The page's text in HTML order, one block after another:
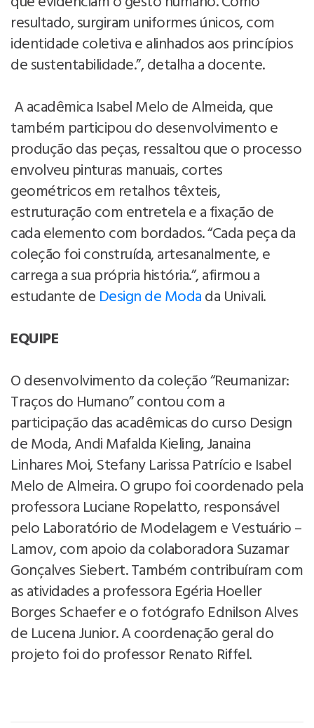
resultado, surgiram uniformes únicos, com
identidade coletiva e alinhados aos princípios
de sustentabilidade.”, detalha a docente.
A acadêmica Isabel Melo de Almeida, que
também participou do desenvolvimento e
produção das peças, ressaltou que o processo
envolveu pinturas manuais, cortes
geométricos em retalhos têxteis,
estruturação com entretela e a fixação de
cada elemento com bordados. “Cada peça da
coleção foi construída, artesanalmente, e
carrega a sua própria história.”, afirmou a
estudante de Design de Modada Univali.
EQUIPE
O desenvolvimento da coleção “Reumanizar:
Traços do Humano” contou com a
participação das acadêmicas do curso Design
de Moda, Andi Mafalda Kieling, Janaina
Linhares Moi, Stefany Larissa Patrício e Isabel
Melo de Almeira. O grupo foi coordenado pela
professora Luciane Ropelatto, responsável
pelo Laboratório de Modelagem e Vestuário –
Lamov, com apoio da colaboradora Suzamar
Gonçalves Siebert. Também contribuíram com
as atividades a professora Egéria Hoeller
Borges Schaefer e o fotógrafo Ednilson Alves
de Lucena Junior. A coordenação geral do
projeto foi do professor Renato Riffel.